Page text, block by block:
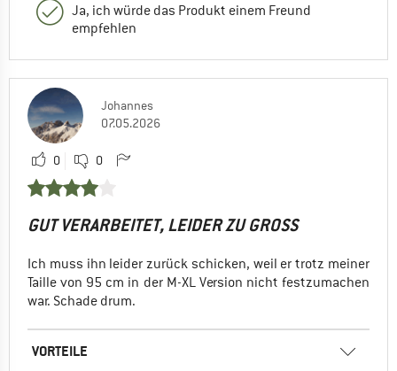
Ja, ich würde das Produkt einem Freund
empfehlen
Johannes
07.05.2026
0 0
GUT VERARBEITET, LEIDER ZU GROSS
Ich muss ihn leider zurück schicken, weil er trotz meiner
Taille von 95 cm in der M-XL Version nicht festzumachen
war. Schade drum.
VORTEILE